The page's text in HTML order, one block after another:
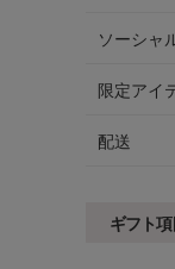
ソーシャ
限定アイ
配送
ギフト項